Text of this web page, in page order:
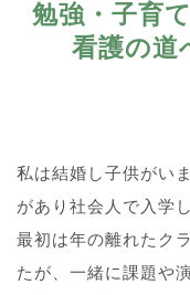
勉強・子育
看護の道
私は結婚し子供がい
があり社会人で入学
最初は年の離れたク
たが、一緒に課題や